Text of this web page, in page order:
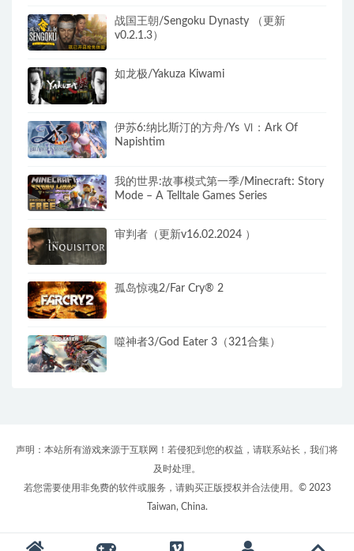
战国王朝/Sengoku Dynasty （更新
v0.2.1.3）
如龙极/Yakuza Kiwami
伊苏6:纳比斯汀的方舟/Ys Ⅵ：Ark Of
Napishtim
我的世界:故事模式第一季/Minecraft: Story
Mode – A Telltale Games Series
审判者（更新v16.02.2024 ）
孤岛惊魂2/Far Cry® 2
噬神者3/God Eater 3（321合集）
声明：本站所有游戏来源于互联网！若侵犯到您的权益，请联系站长，我们将
及时处理。
若您需要使用非免费的软件或服务，请购买正版授权并合法使用。© 2023
Taiwan, China.